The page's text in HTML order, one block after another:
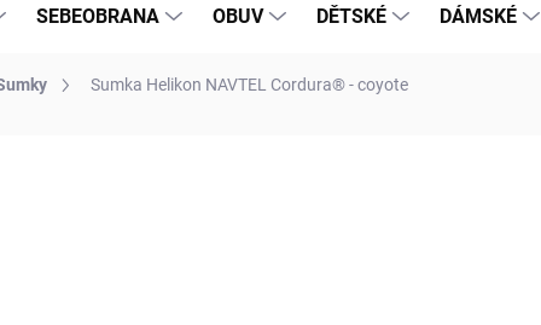
SEBEOBRANA OBUV DĚTSKÉ DÁMSKÉ
Sumka Helikon NAVTEL Cordura® - coyote